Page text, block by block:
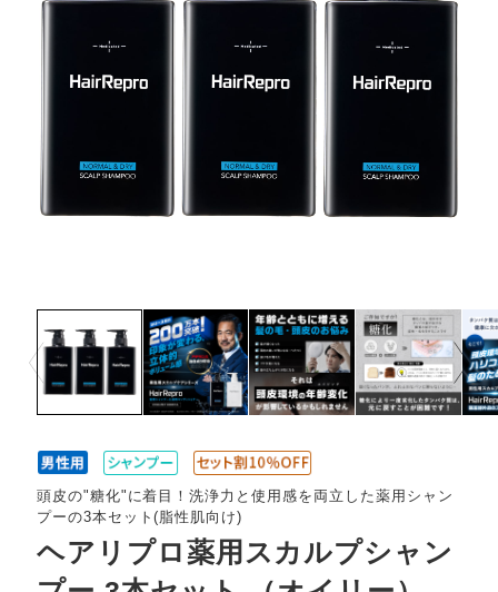
ヘアリプロ薬用スカルプシャン
頭皮の"糖化"に着目！洗浄力と使用感を両立した薬用シャン
プーの3本セット(脂性肌向け)